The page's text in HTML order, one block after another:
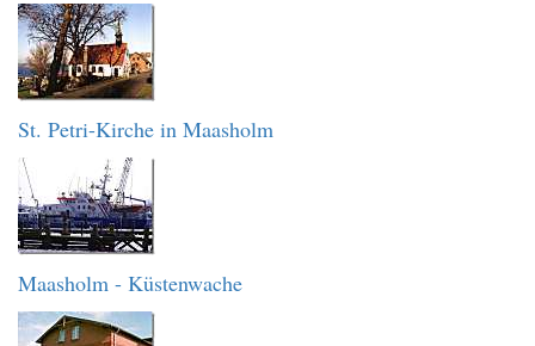
St. Petri-Kirche in Maasholm
Maasholm - Küstenwache